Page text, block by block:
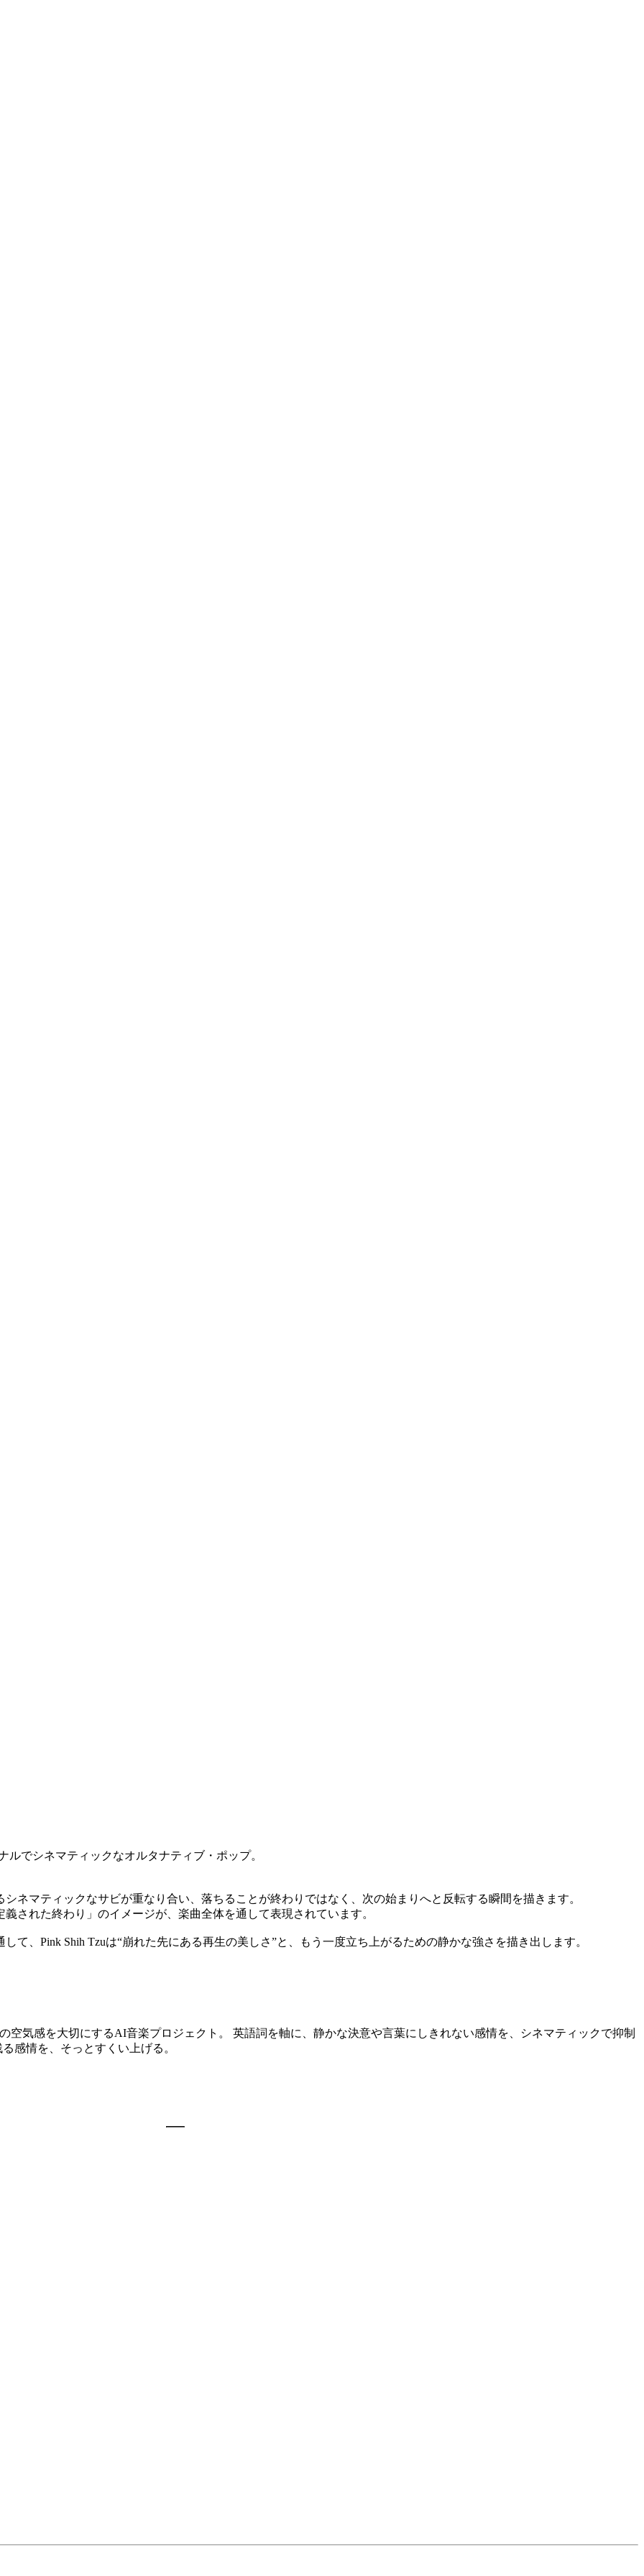
ルでシネマティックなオルタナティブ・ポップ。
ネマティックなサビが重なり合い、落ちることが終わりではなく、次の始まりへと反転する瞬間を描きます。
れた終わり」のイメージが、楽曲全体を通して表現されています。
て、Pink Shih Tzuは“崩れた先にある再生の美しさ”と、もう一度立ち上がるための静かな強さを描き出します。
空気感を大切にするAI音楽プロジェクト。 英語詞を軸に、静かな決意や言葉にしきれない感情を、シネマティックで抑制
感情を、そっとすくい上げる。